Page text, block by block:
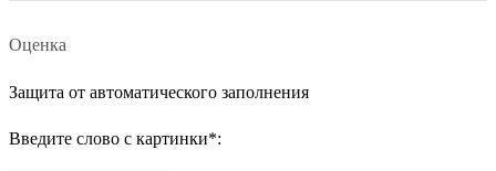
Оценка
Защита от автоматического заполнения
Введите слово с картинки*: